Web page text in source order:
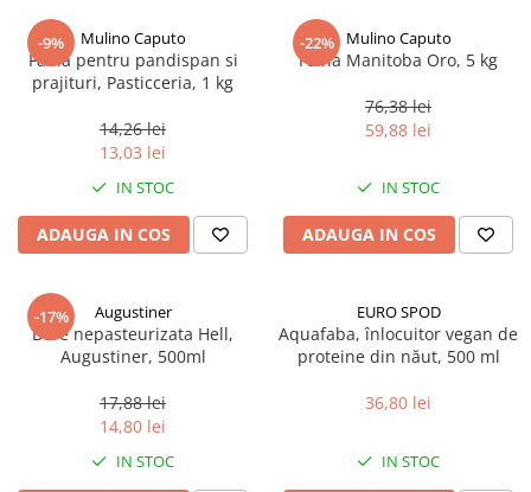
-9% Mulino Caputo
Faina pentru pandispan si
prajituri, Pasticceria, 1 kg
14,26 lei
13,03 lei
IN STOC
ADAUGA IN COS
-22% Mulino Caputo
Faina Manitoba Oro, 5 kg
76,38 lei
59,88 lei
IN STOC
ADAUGA IN COS
-17% Augustiner
Bere nepasteurizata Hell,
Augustiner, 500ml
17,88 lei
14,80 lei
IN STOC
EURO SPOD
Aquafaba, înlocuitor vegan de
proteine ​​din năut, 500 ml
36,80 lei
IN STOC